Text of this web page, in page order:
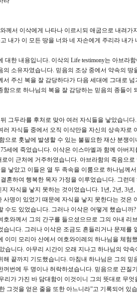
께서 이삭에게 나타나 이르시되 애굽으로 내려
내가 이 모든 땅을 너와 네 자손에게 주리라 내
대한 내용입니다. 이삭의 Life testimony는 아브라
의 소유자였습니다. 믿음의 조상 중에서 약속의
서 주신 복을 잘 감당하다가 다음 세대에 그대로
함으로 하나님의 복을 잘 감당하는 믿음의 종들이
그두라를 후처로 맞아 여러 자식들을 낳았습니
러 자식들 중에서 오직 이삭만을 자신의 상속자
으로 훗날에 발생할 수 있는 불필요한 재산 분쟁
세에 죽었습니다. 이삭은 이스마엘과 함께 아버
로이 근처에 거주하였습니다. 아브라함의 죽음으
낳았고 이들은 열 두 족속을 이룸으로 하나님께
혼하여 행복한 목자 가정을 이루었습니다. 그런
자식을 낳지 못하는 것이었습니다. 1년, 2년, 3
사명이 있었기 때문에 자식을 낳지 못한다는 것은
수도 있었습니다. 그러나 이삭은 어떻게 했습니까
호와께서 그의 간구를 들으셨으므로 그의 아내 리
습니다. 그러나 이삭은 조금도 흔들리거나 문제를
이미 모리아 산에서 여호와이레의 하나님을 체험
습니다. 아무리 시간이 오래 지나고 하나님의 약
해 끝까지 기도했습니다. 마침내 하나님은 그의
꺼번에 두 명이나 허락하셨습니다. 믿음으로 끈질
리가 가진 바 담대함이 이것이니 그의 뜻대로 무
그것을 얻은 줄을 또한 아느니라”고 기록되어